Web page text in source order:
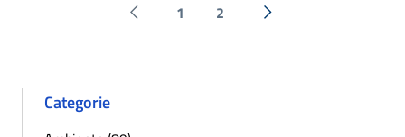
Pagina precedente
1 2 Successiva »
Categorie